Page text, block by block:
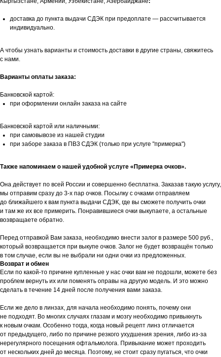
доставка до пункта выдачи СДЭК при предоплате — рассчитывается
индивидуально.
А чтобы узнать варианты и стоимость доставки в другие страны, свяжитесь
с нами.
Варианты оплаты заказа:
Банковской картой:
при оформлении онлайн заказа на сайте
Банковской картой или наличными:
при самовывозе из нашей студии
при заборе заказа в ПВЗ СДЭК (только при услуге "примерка")
Также напоминаем о нашей удобной услуге «Примерка очков».
Она действует по всей России и совершенно бесплатна. Заказав такую услугу,
мы отправим сразу до 3-х пар очков. Посылку с очками отправляем
до ближайшего к вам пункта выдачи СДЭК, где вы сможете получить очки
и там же их все примерить. Понравившиеся очки выкупаете, а остальные
возвращаете обратно.
Перед отправкой Вам заказа, необходимо внести залог в размере 500 руб.,
который возвращается при выкупе очков. Залог не будет возвращён только
в том случае, если вы не выбрали ни одни очки из предложенных.
Возврат и обмен
Если по какой-то причине купленные у нас очки вам не подошли, можете без
проблем вернуть их или поменять оправы на другую модель. И это можно
сделать в течение 14 дней после получения вами заказа.
Если же дело в линзах, для начала необходимо понять, почему они
не подходят. Во многих случаях глазам и мозгу необходимо привыкнуть
к новым очкам. Особенно тогда, когда новый рецепт линз отличается
от предыдущего, либо по причине резкого ухудшения зрения, либо из-за
нерегулярного посещения офтальмолога. Привыкание может проходить
от нескольких дней до месяца. Поэтому, не стоит сразу пугаться, что очки